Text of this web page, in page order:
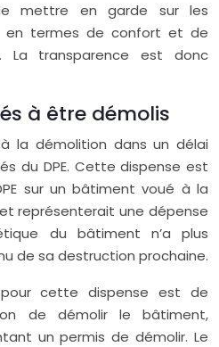
mettre en garde sur les
en termes de confort et de
La transparence est donc
à être démolis
la démolition dans un délai
du DPE. Cette dispense est
sur un bâtiment voué à la
représenterait une dépense
du bâtiment n’a plus
de sa destruction prochaine.
cette dispense est de
de démolir le bâtiment,
un permis de démolir. Le